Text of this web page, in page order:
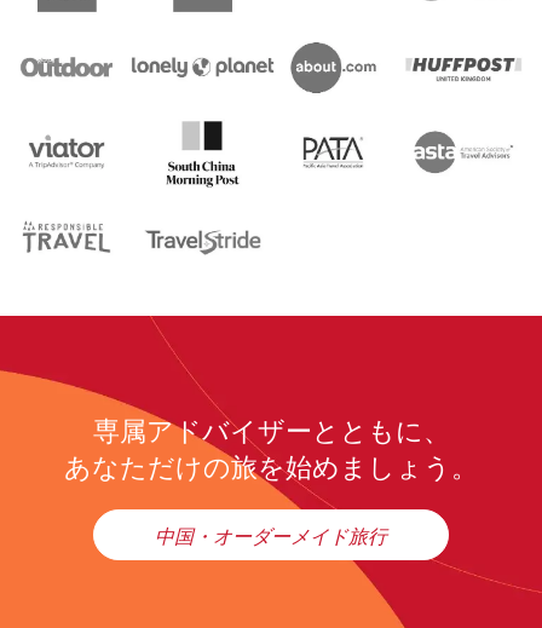
専属アドバイザーとともに、
あなただけの旅を始めましょう。
中国・オーダーメイド旅行